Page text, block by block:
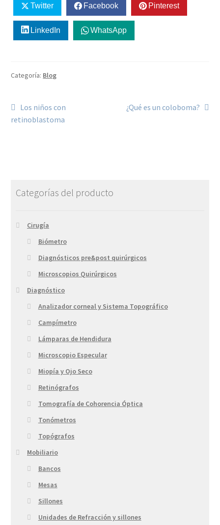
Twitter Facebook Pinterest
LinkedIn WhatsApp
Categoría: Blog
Los niños con
retinoblastoma
¿Qué es un coloboma?
Categorías del producto
Cirugía
Biómetro
Diagnósticos pre&post quirúrgicos
Microscopios Quirúrgicos
Diagnóstico
Analizador corneal y Sistema Topográfico
Campímetro
Lámparas de Hendidura
Microscopio Especular
Miopía y Ojo Seco
Retinógrafos
Tomografía de Cohorencia Óptica
Tonómetros
Topógrafos
Mobiliario
Bancos
Mesas
Sillones
Unidades de Refracción y sillones